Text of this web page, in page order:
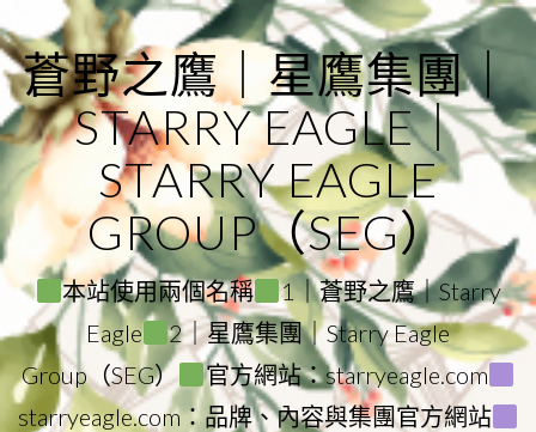
to
content
蒼野之鷹｜星鷹集團｜
STARRY EAGLE｜
STARRY EAGLE
GROUP（SEG）
本站使用兩個名稱
1｜蒼野之鷹｜Starry
Eagle
2｜星鷹集團｜Starry Eagle
Group（SEG）
官方網站：starryeagle.com
starryeagle.com：品牌、內容與集團官方網站